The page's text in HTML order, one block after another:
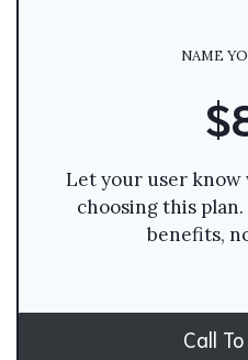
NAME
Let your user
choosing this
benefits,
Call